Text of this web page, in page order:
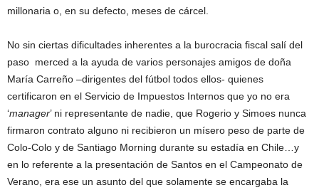
millonaria o, en su defecto, meses de cárcel.
No sin ciertas dificultades inherentes a la burocracia fiscal salí del
paso merced a la ayuda de varios personajes amigos de doña
María Carreño –dirigentes del fútbol todos ellos- quienes
certificaron en el Servicio de Impuestos Internos que yo no era
‘manager’ ni representante de nadie, que Rogerio y Simoes nunca
firmaron contrato alguno ni recibieron un mísero peso de parte de
Colo-Colo y de Santiago Morning durante su estadía en Chile…y
en lo referente a la presentación de Santos en el Campeonato de
Verano, era ese un asunto del que solamente se encargaba la